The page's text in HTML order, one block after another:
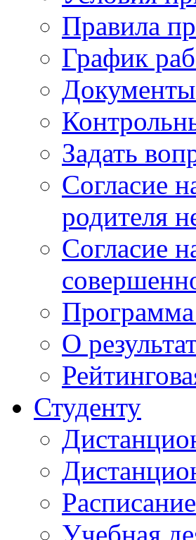
Правила
График
Задать
Согласие
родителя
Согласие
Программа
О
Студенту